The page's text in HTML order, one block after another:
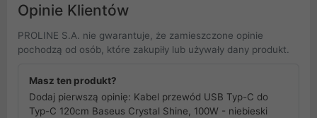
Opinie Klientów
PROLINE S.A. nie gwarantuje, że zamieszczone opinie
pochodzą od osób, które zakupiły lub używały dany produkt.
Masz ten produkt?
Dodaj pierwszą opinię: Kabel przewód USB Typ-C do
Typ-C 120cm Baseus Crystal Shine, 100W - niebieski